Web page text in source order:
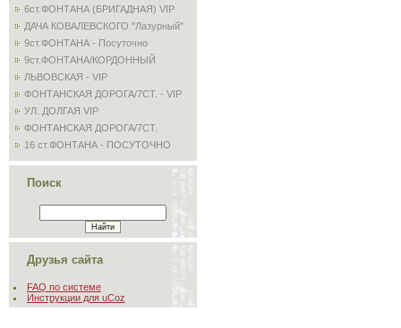
6ст.ФОНТАНА (БРИГАДНАЯ) VIP
ДАЧА КОВАЛЕВСКОГО "Лазурный"
9ст.ФОНТАНА - Посуточно
9ст.ФОНТАНА/КОРДОННЫЙ
ЛЬВОВСКАЯ - VIP
ФОНТАНСКАЯ ДОРОГА/7СТ. - VIP
УЛ. ДОЛГАЯ VIP
ФОНТАНСКАЯ ДОРОГА/7СТ.
16 ст.ФОНТАНА - ПОСУТОЧНО
Поиск
Друзья сайта
FAQ по системе
Инструкции для uCoz